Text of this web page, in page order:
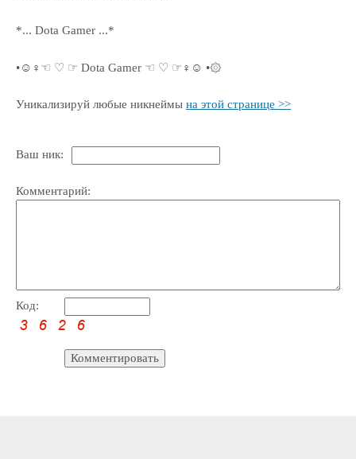
*... Dota Gamer ...*
•☺♀☜ ♡ ☞ Dota Gamer ☜ ♡ ☞♀☺ •۞
Уникализируй любые никнеймы на этой странице >>
Ваш ник:
Комментарий:
Код: